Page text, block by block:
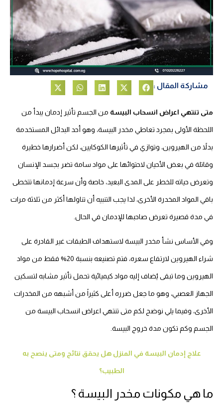
مشاركة المقال :
متى تنتهي اعراض انسحاب البيسة من الجسم تأثير إدمان يبدأ من
اللحظة الأولى بمجرد تعاطي مخدر البيسة، وهو أحد البدائل المستخدمة
بدلاً من الهيروين، وتوازي في تأثيرها الكوكايين، لكن أضرارها خطيرة
وقاتلة في بعض الأحيان لاحتوائها على مواد سامة تضر بجسد الإنسان
وتعرض حياته للخطر على المدى البعيد، خاصة وأن سرعة إدمانها تتخطى
باقي المواد المخدرة الأخرى، لذا يجب التنبيه أن تناولها أكثر من ثلاثة مرات
في مدة قصيرة تعرض صاحبها للإدمان في الحال.
وفي الأساس نشأ مخدر البيسة لاستهداف الطبقات غير القادرة على
شراء الهيروين لارتفاع سعره، فتم تصنيعه بنسبة 20% فقط من مواد
الهيروين وما تبقى يُضاف إليه مواد كيميائية تحمل تأثير مشابه لتسكين
الجهاز العصبي، وهو ما جعل ضرره أعلى كثيراً من أشبهه من المخدرات
الأخرى، وفيما يلي نوضح لكم متى تنتهي اعراض انسحاب البيسة من
الجسم وكم تكون مدة خروج البيسة.
علاج إدمان البيسة في المنزل هل يحقق نتائج ومتى ينصح به
الطبيب؟
ما هي مكونات مخدر البيسة ؟